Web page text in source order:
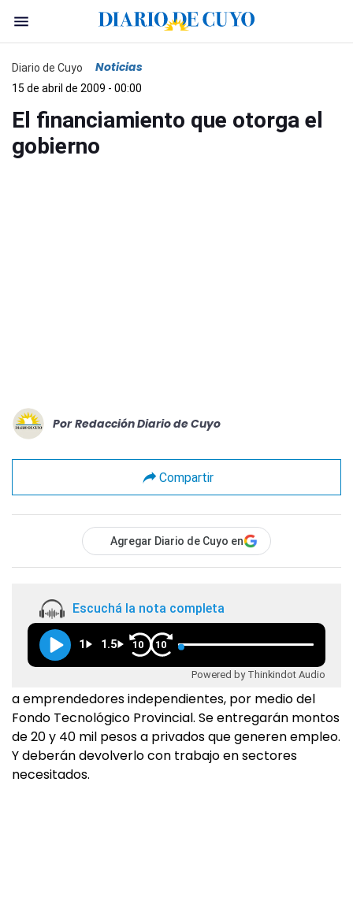
Diario de Cuyo Noticias
15 de abril de 2009 - 00:00
El financiamiento que otorga el
gobierno
Por Redacción Diario de Cuyo
Compartir
Agregar Diario de Cuyo en
Escuchá la nota completa
1 1.5 10 10
Powered by Thinkindot Audio
a emprendedores independientes, por medio del
Fondo Tecnológico Provincial. Se entregarán montos
de 20 y 40 mil pesos a privados que generen empleo.
Y deberán devolverlo con trabajo en sectores
necesitados.